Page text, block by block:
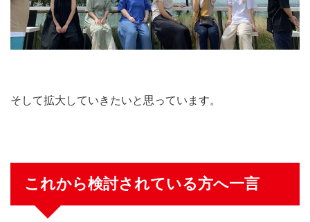
そして拡大していきたいと思っています。
これから検討されている方へ一言